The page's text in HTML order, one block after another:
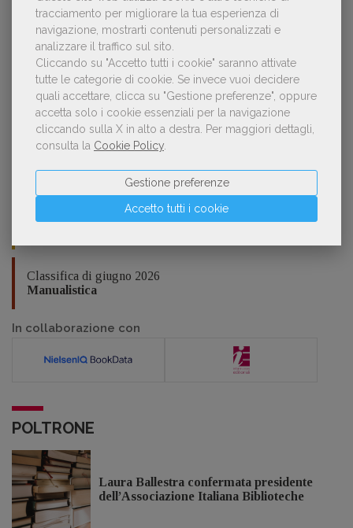
tracciamento per migliorare la tua esperienza di
navigazione, mostrarti contenuti personalizzati e
analizzare il traffico sul sito.
Cliccando su "Accetto tutti i cookie" saranno attivate
tutte le categorie di cookie. Se invece vuoi decidere
quali accettare, clicca su "Gestione preferenze", oppure
accetta solo i cookie essenziali per la navigazione
cliccando sulla X in alto a destra. Per maggiori dettagli,
consulta la Cookie Policy
Accetto tutti i cookie
Gestione preferenze
Classifica di giugno 2026
Narrativa straniera
Classifica di giugno 2026
Fumetti
Classifica di giugno 2026
Bambini e ragazzi
Classifica di giugno 2026
Classifica di giugno 2026
Manualistica
In collaborazione con
POLTRONE
Laura Ballestra confermata presidente
dell’Associazione Italiana Biblioteche